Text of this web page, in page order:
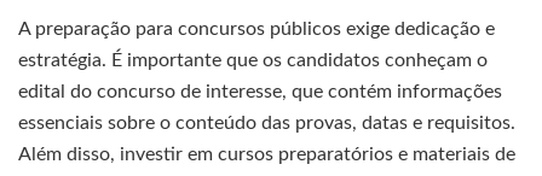
A preparação para concursos públicos exige dedicação e
estratégia. É importante que os candidatos conheçam o
edital do concurso de interesse, que contém informações
essenciais sobre o conteúdo das provas, datas e requisitos.
Além disso, investir em cursos preparatórios e materiais de